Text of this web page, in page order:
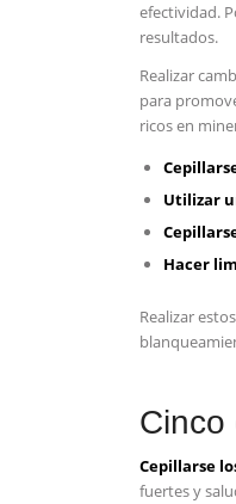
efectividad.
resultados.
Realizar
para
ricos en
Utilizar
Hacer
Realizar
Cinco
Cepillarse
fuertes y